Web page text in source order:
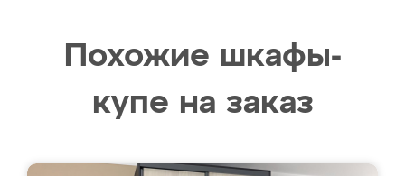
Похожие шкафы-
купе на заказ